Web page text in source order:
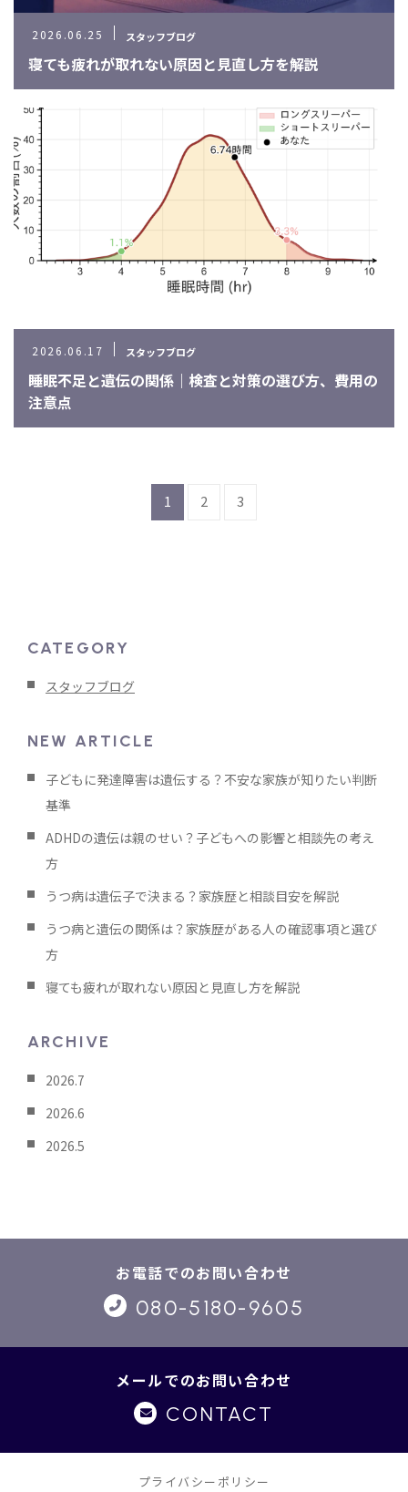
2026.06.25 スタッフブログ
寝ても疲れが取れない原因と見直し方を解説
2026.06.17 スタッフブログ
睡眠不足と遺伝の関係｜検査と対策の選び方、費用の
注意点
1 2 3
CATEGORY
スタッフブログ
NEW ARTICLE
子どもに発達障害は遺伝する？不安な家族が知りたい判断
基準
ADHDの遺伝は親のせい？子どもへの影響と相談先の考え
方
うつ病は遺伝子で決まる？家族歴と相談目安を解説
うつ病と遺伝の関係は？家族歴がある人の確認事項と選び
方
寝ても疲れが取れない原因と見直し方を解説
ARCHIVE
2026.7
2026.6
2026.5
お電話でのお問い合わせ
080-5180-9605
メールでのお問い合わせ
CONTACT
プライバシーポリシー